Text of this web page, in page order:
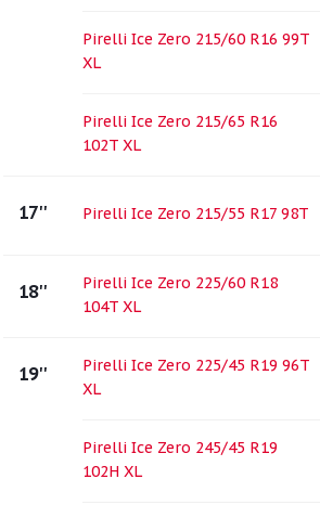
Pirelli Ice Zero 215/60 R16 99T
XL
Pirelli Ice Zero 215/65 R16
102T XL
17'' Pirelli Ice Zero 215/55 R17 98T
18''
Pirelli Ice Zero 225/60 R18
104T XL
19''
Pirelli Ice Zero 225/45 R19 96T
XL
Pirelli Ice Zero 245/45 R19
102H XL